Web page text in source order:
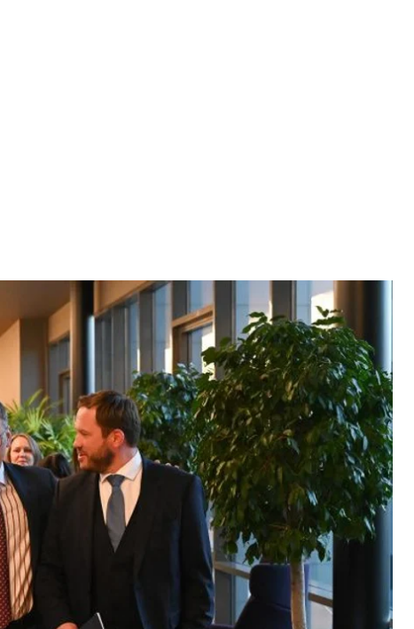
колега Маргус Цахкна, 8 березня 2024 року
України
гарантії безпеки з Україною. Також країна
війська.
справ Маргус Цахкна під час пресконференції
та Франції.
та Україною про довгострокові
військової допомоги для України вже
вклала 1,4% ВВП
у військову підтримку України і